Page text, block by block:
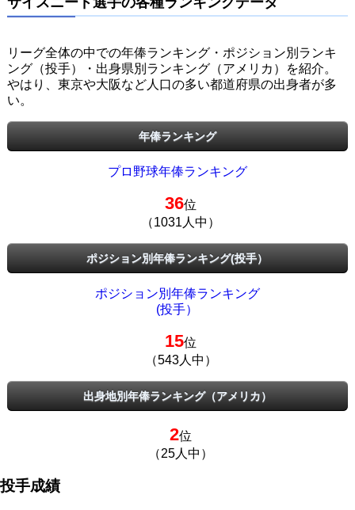
リーグ全体の中での年俸ランキング・ポジション別ランキ
ング（投手）・出身県別ランキング（アメリカ）を紹介。
やはり、東京や大阪など人口の多い都道府県の出身者が多
い。
年俸ランキング
プロ野球年俸ランキング
36位
（1031人中）
ポジション別年俸ランキング(投手）
ポジション別年俸ランキング
(投手）
15位
（543人中）
出身地別年俸ランキング（アメリカ）
2位
（25人中）
投手成績